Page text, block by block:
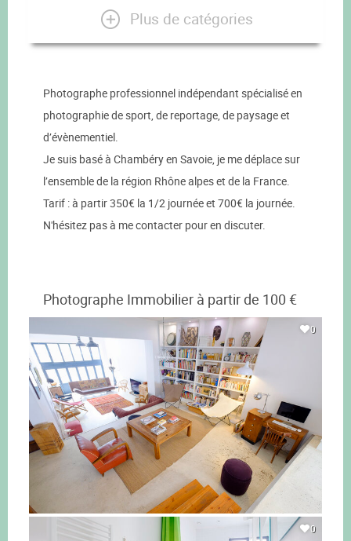
Plus de catégories
Photographe professionnel indépendant spécialisé en
photographie de sport, de reportage, de paysage et
d’évènementiel.
Je suis basé à Chambéry en Savoie, je me déplace sur
l’ensemble de la région Rhône alpes et de la France.
Tarif : à partir 350€ la 1/2 journée et 700€ la journée.
N'hésitez pas à me contacter pour en discuter.
Photographe Immobilier à partir de 100 €
0
0